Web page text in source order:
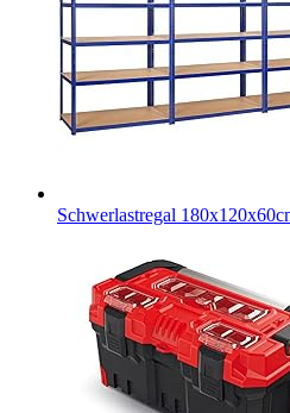
Schwerlastregal